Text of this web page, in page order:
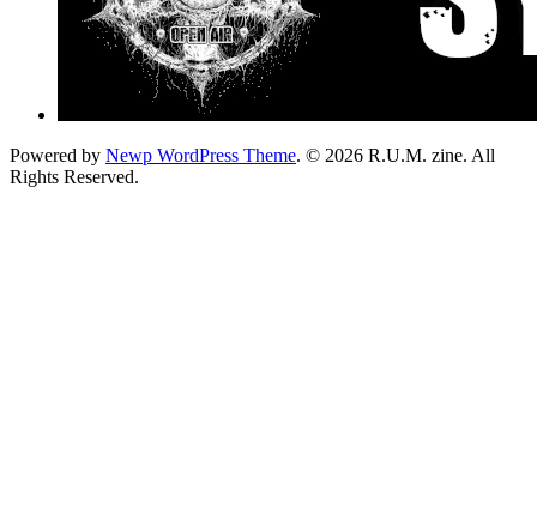
Powered by Newp WordPress Theme. © 2026 R.U.M. zine. All
Rights Reserved.